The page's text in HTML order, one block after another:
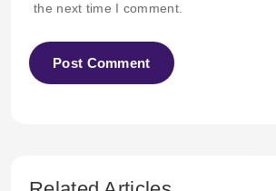
the next time I comment.